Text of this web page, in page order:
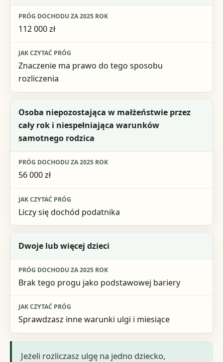
112 000 zł
Znaczenie ma prawo do tego sposobu
rozliczenia
Osoba niepozostająca w małżeństwie przez
cały rok i niespełniająca warunków
samotnego rodzica
56 000 zł
Liczy się dochód podatnika
Dwoje lub więcej dzieci
Brak tego progu jako podstawowej bariery
Sprawdzasz inne warunki ulgi i miesiące
Jeżeli rozliczasz ulgę na jedno dziecko,